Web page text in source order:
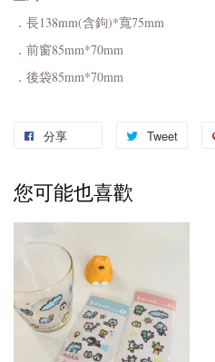
．長138mm(含鉤)*寬75mm
．前窗85mm*70mm
．後袋85mm*70mm
分享 Tweet
您可能也喜歡